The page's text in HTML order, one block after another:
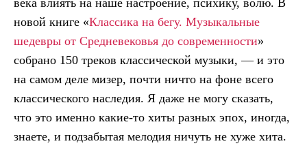
века влиять на наше настроение, психику, волю. В
новой книге «Классика на бегу. Музыкальные
шедевры от Средневековья до современности»
собрано 150 треков классической музыки, — и это
на самом деле мизер, почти ничто на фоне всего
классического наследия. Я даже не могу сказать,
что это именно какие-то хиты разных эпох, иногда,
знаете, и подзабытая мелодия ничуть не хуже хита.